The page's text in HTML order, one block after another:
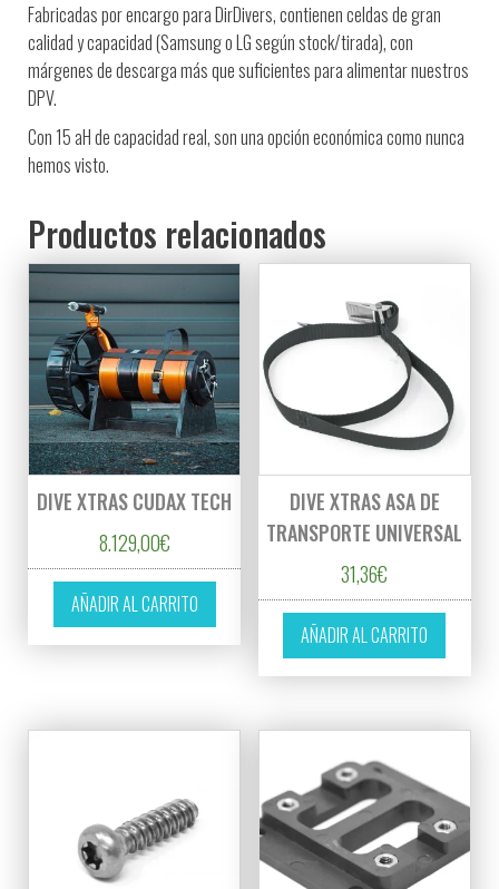
Fabricadas por encargo para DirDivers, contienen celdas de gran
calidad y capacidad (Samsung o LG según stock/tirada), con
márgenes de descarga más que suficientes para alimentar nuestros
DPV.
Con 15 aH de capacidad real, son una opción económica como nunca
hemos visto.
Productos relacionados
DIVE XTRAS CUDAX TECH
8.129,00€
AÑADIR AL CARRITO
DIVE XTRAS ASA DE
TRANSPORTE UNIVERSAL
31,36€
AÑADIR AL CARRITO